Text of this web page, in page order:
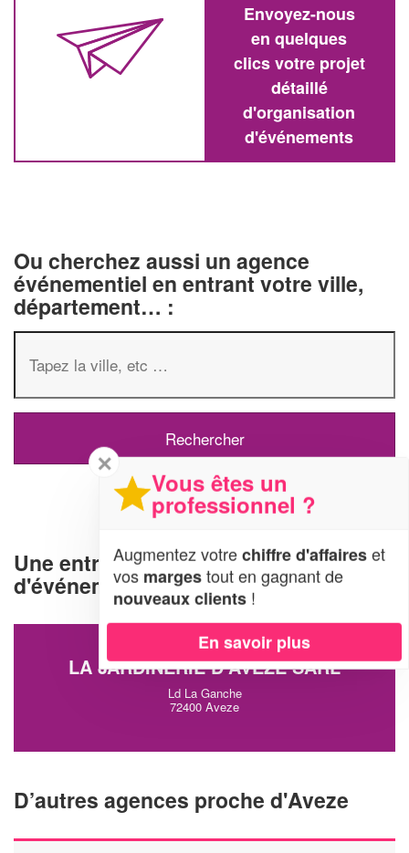
Envoyez-nous
en quelques
clics votre projet
détaillé
d'organisation
d'événements
Ou cherchez aussi un agence
événementiel en entrant votre ville,
département… :
Une entreprise d'organisation
d'événements à Aveze (72400)
LA JARDINERIE D’AVEZE SARL
Ld La Ganche
72400 Aveze
D’autres agences proche d'Aveze
✕
Vous êtes un
professionnel ?
Augmentez votrechiffre d'affaireset
vos margestout en gagnant de
nouveaux clients !
En savoir plus